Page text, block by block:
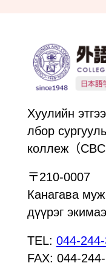
Хуулийн
лбор
коллеж（CBC
〒210-0007
Канагава
дүүрэг
TEL: 044-
FAX: 044-